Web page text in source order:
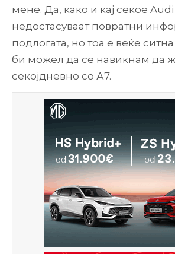
мене. Да, како и кај секое Audi
недостасуваат повратни
подлогата, но тоа е веќе ситна
би можел да се навикнам да
секојдневно со А7.